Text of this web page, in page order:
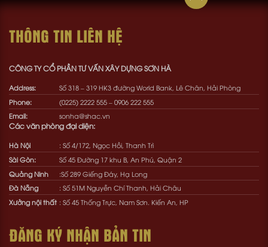
THÔNG TIN LIÊN HỆ
CÔNG TY CỔ PHẦN TƯ VẤN XÂY DỰNG SƠN HÀ
Address:
Số 318 – 319 HK3 đường World Bank, Lê Chân, Hải Phòng
Phone:
(0225) 2222 555 – 0906 222 555
Email:
sonha@shac.vn
Các văn phòng đại diện:
Hà Nội
: Số 4/172, Ngọc Hồi, Thanh Trì
Sài Gòn:
Số 45 Đường 17 khu B, An Phú, Quận 2
Quảng Ninh
:Số 289 Giếng Đáy, Hạ Long
Đà Nẵng
: Số 51M Nguyễn Chí Thanh, Hải Châu
Xưởng nội thất : Số 45 Thống Trực, Nam Sơn. Kiến An, HP
ĐĂNG KÝ NHẬN BẢN TIN